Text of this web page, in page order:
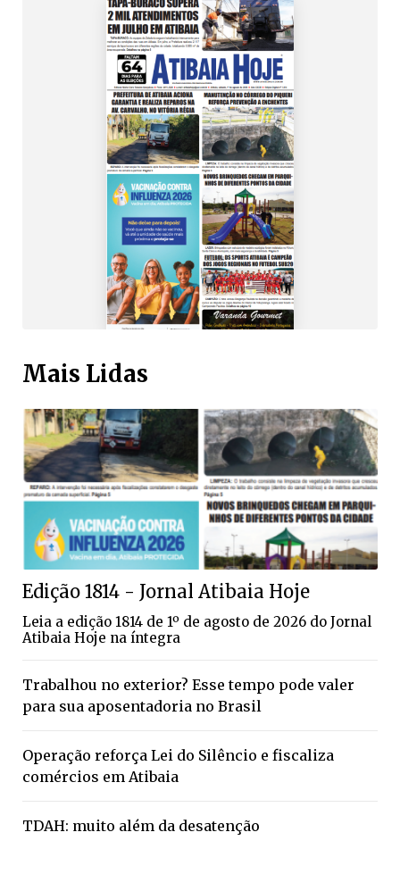
Mais Lidas
Edição 1814 - Jornal Atibaia Hoje
Leia a edição 1814 de 1º de agosto de 2026 do Jornal
Atibaia Hoje na íntegra
Trabalhou no exterior? Esse tempo pode valer
para sua aposentadoria no Brasil
Operação reforça Lei do Silêncio e fiscaliza
comércios em Atibaia
TDAH: muito além da desatenção